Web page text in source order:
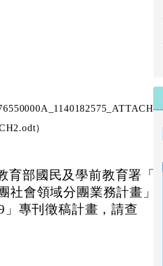
）
部國民及學前教育署「1
社會領域分團業務計畫」
專刊徵稿計畫，請查